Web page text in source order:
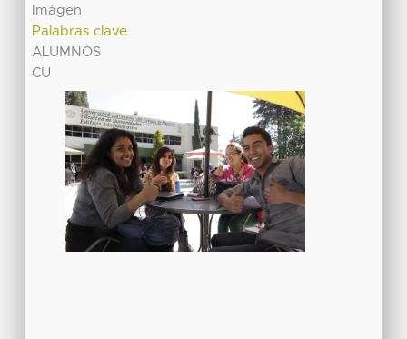
Imágen
Palabras clave
ALUMNOS
CU